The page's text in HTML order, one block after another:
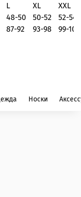
L XL
XXL
48-50 50-52
52-54
87-92 93-98 99-102
Носки